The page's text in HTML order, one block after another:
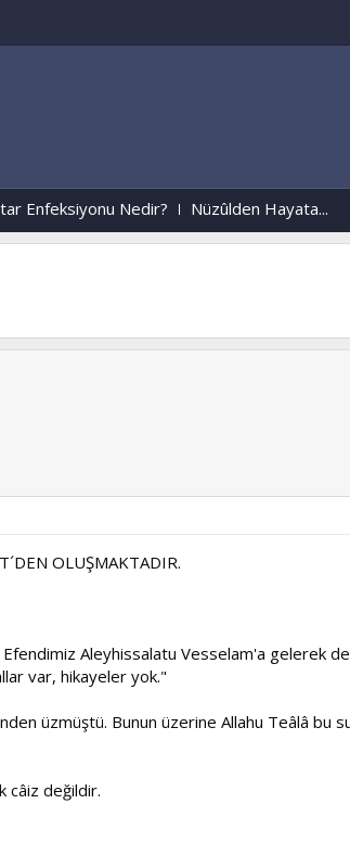
Nedir? Nüzûlden Hayata...
OLUŞMAKTADIR.
Aleyhissalatu Vesselam'a gelerek
var, hikayeler yok."
üzmüştü. Bunun üzerine Allahu Teâlâ bu
câiz değildir.